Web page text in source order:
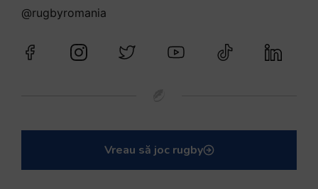
@rugbyromania
Vreau să joc rugby